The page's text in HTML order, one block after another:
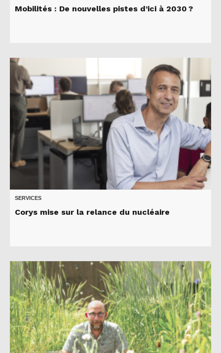
Mobilités : De nouvelles pistes d’ici à 2030 ?
SERVICES
Corys mise sur la relance du nucléaire